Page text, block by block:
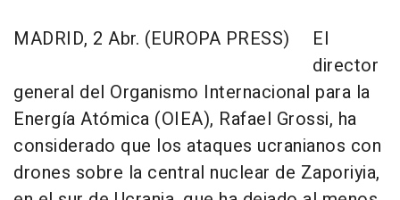
MADRID, 2 Abr. (EUROPA PRESS)
El
director
general del Organismo Internacional para la
Energía Atómica (OIEA), Rafael Grossi, ha
considerado que los ataques ucranianos con
drones sobre la central nuclear de Zaporiyia,